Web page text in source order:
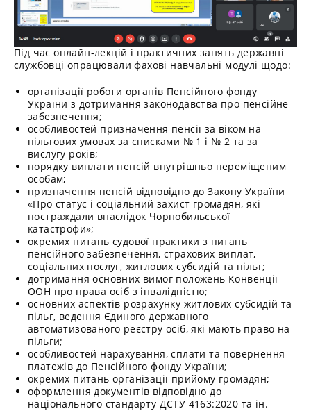
Під час онлайн-лекцій і практичних занять державні
службовці опрацювали фахові навчальні модулі щодо:
організації роботи органів Пенсійного фонду
України з дотримання законодавства про пенсійне
забезпечення;
особливостей призначення пенсії за віком на
пільгових умовах за списками № 1 і № 2 та за
вислугу років;
порядку виплати пенсій внутрішньо переміщеним
особам;
призначення пенсій відповідно до Закону України
«Про статус і соціальний захист громадян, які
постраждали внаслідок Чорнобильської
катастрофи»;
окремих питань судової практики з питань
пенсійного забезпечення, страхових виплат,
соціальних послуг, житлових субсидій та пільг;
дотримання основних вимог положень Конвенції
ООН про права осіб з інвалідністю;
основних аспектів розрахунку житлових субсидій та
пільг, ведення Єдиного державного
автоматизованого реєстру осіб, які мають право на
пільги;
особливостей нарахування, сплати та повернення
платежів до Пенсійного фонду України;
окремих питань організації прийому громадян;
оформлення документів відповідно до
національного стандарту ДСТУ 4163:2020 та ін.